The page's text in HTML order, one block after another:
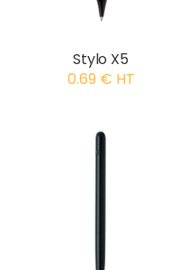
Stylo X5
0.69 € HT